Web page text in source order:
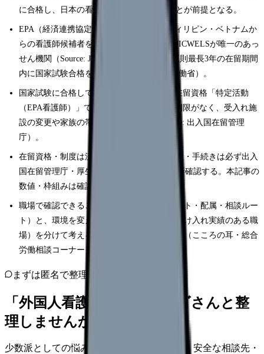
に合格し、日本の看護師免許を取得することが前提となる。
EPA（経済連携協定）はインドネシア・フィリピン・ベトナムか
らの看護師候補者を受け入れる枠組みで、JICWELSが唯一のあっ
せん機関（Source: JICWELS）。候補者は原則最長3年の在留期間
内に国家試験合格を目指す（Source: 厚生労働省）。
国家試験に合格してEPA看護師になると、在留資格「特定活動
（EPA看護師）」で在留期間の更新に回数制限がなく、受入れ施
設の変更や家族の帯同も可能になる（Source: 出入国在留管理
庁）。
在留資格・制度は流動的なため、要件・期限・手続きは必ず出入
国在留管理庁・厚生労働省・JICWELSで最新確認する。本記事の
数値・枠組みは確認時点のもの。
職場で確認できること（教育・日本語サポート・配属・相談ルー
ト）と、環境を変えて解決しやすいこと（受け入れ実績のある職
場）を分けて考える。困ったときは公的窓口（こころの耳・総合
労働相談コーナー）も使える。
まずは匿名で整理
「外国人看護師」を、カンゴさんと整
理しませんか。
少数派としての悩みを、孤立感・職場理解・安全な相談先・